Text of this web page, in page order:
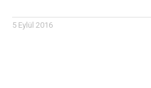
5 Eylül 2016